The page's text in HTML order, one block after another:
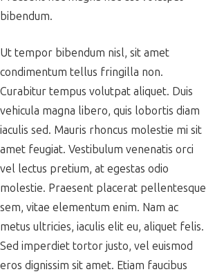
bibendum.
Ut tempor bibendum nisl, sit amet
condimentum tellus fringilla non.
Curabitur tempus volutpat aliquet. Duis
vehicula magna libero, quis lobortis diam
iaculis sed. Mauris rhoncus molestie mi sit
amet feugiat. Vestibulum venenatis orci
vel lectus pretium, at egestas odio
molestie. Praesent placerat pellentesque
sem, vitae elementum enim. Nam ac
metus ultricies, iaculis elit eu, aliquet felis.
Sed imperdiet tortor justo, vel euismod
eros dignissim sit amet. Etiam faucibus